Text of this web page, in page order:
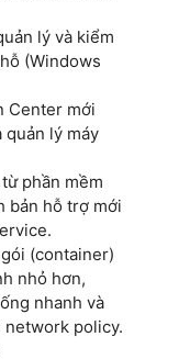
lý và kiểm
(Windows
Center mới
quản lý máy
phần mềm
bản hỗ trợ mới
(container)
nhỏ hơn,
nhanh và
policy.